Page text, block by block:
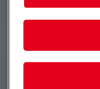
expérience,
ZONE